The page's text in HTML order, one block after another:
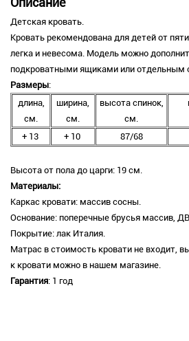
Детская кровать.
Кровать рекомендована для детей от
легка и невесома. Модель можно
подкроватными ящиками или отдельным
Размеры:
длина,
см.
ширина,
см.
высота спинок,
см.
+ 13
+ 10 87/68
Высота от пола до царги: 19 см.
Материалы:
Каркас кровати: массив сосны.
Основание: поперечные брусья массив,
Покрытие: лак Италия.
Матрас в стоимость кровати не входит,
к кровати можно в нашем магазине.
Гарантия: 1 год